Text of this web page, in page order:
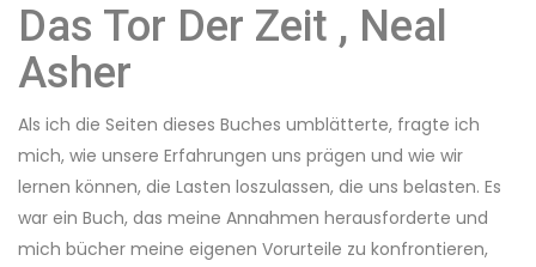
Das Tor Der Zeit , Neal
Asher
Als ich die Seiten dieses Buches umblätterte, fragte ich
mich, wie unsere Erfahrungen uns prägen und wie wir
lernen können, die Lasten loszulassen, die uns belasten. Es
war ein Buch, das meine Annahmen herausforderte und
mich bücher meine eigenen Vorurteile zu konfrontieren,